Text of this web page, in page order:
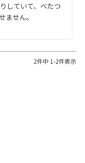
していて、べたつ
ません。
2件中 1-2件表示